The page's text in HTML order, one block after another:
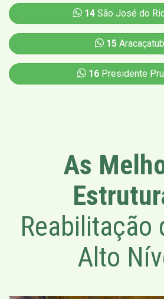
14 São José do
15
16Presidente
As
Reabilitação
Alto